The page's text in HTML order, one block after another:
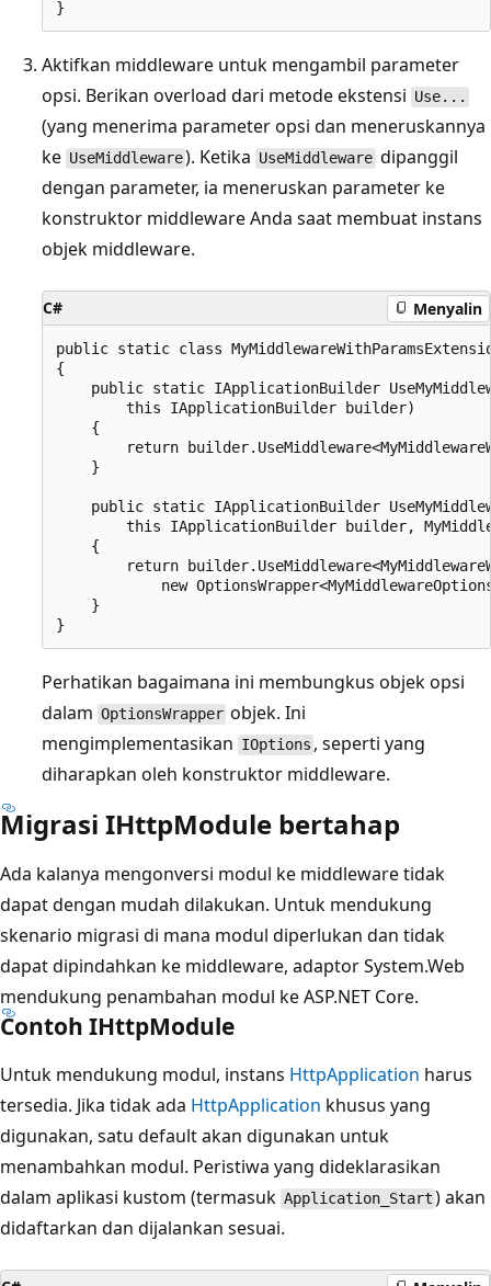
Aktifkan middleware untuk mengambil parameter
opsi. Berikan overload dari metode ekstensi Use...
(yang menerima parameter opsi dan meneruskannya
ke UseMiddleware). Ketika UseMiddleware dipanggil
dengan parameter, ia meneruskan parameter ke
konstruktor middleware Anda saat membuat instans
objek middleware.
C# Menyalin
public static class
{
public static IApplicationBuilder
        this IApplicationBuilder builder)
    {
return
    }
public static IApplicationBuilder
this IApplicationBuilder builder,
    {
return
new
    }
Perhatikan bagaimana ini membungkus objek opsi
dalam OptionsWrapper objek. Ini
mengimplementasikan IOptions , seperti yang
diharapkan oleh konstruktor middleware.
Migrasi IHttpModule bertahap
Ada kalanya mengonversi modul ke middleware tidak
dapat dengan mudah dilakukan. Untuk mendukung
skenario migrasi di mana modul diperlukan dan tidak
dapat dipindahkan ke middleware, adaptor System.Web
mendukung penambahan modul ke ASP.NET Core.
Contoh IHttpModule
Untuk mendukung modul, instans HttpApplication harus
tersedia. Jika tidak ada HttpApplication khusus yang
digunakan, satu default akan digunakan untuk
menambahkan modul. Peristiwa yang dideklarasikan
dalam aplikasi kustom (termasuk Application_Start ) akan
didaftarkan dan dijalankan sesuai.